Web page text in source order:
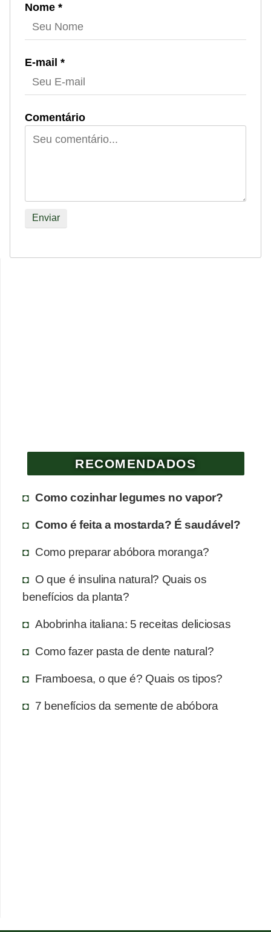
Nome *
E-mail *
Comentário
RECOMENDADOS
Como cozinhar legumes no vapor?
Como é feita a mostarda? É saudável?
Como preparar abóbora moranga?
O que é insulina natural? Quais os
benefícios da planta?
Abobrinha italiana: 5 receitas deliciosas
Como fazer pasta de dente natural?
Framboesa, o que é? Quais os tipos?
7 benefícios da semente de abóbora